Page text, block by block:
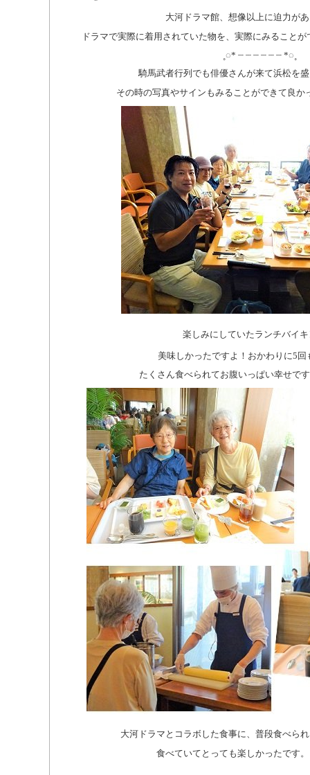
大河ドラマ館、想像以上に迫力が
ドラマで実際に着用されていた物を、実際にみるこ
˳◌* ┈ ┈ ┈ ┈ ┈ ┈ *◌˳
騎馬武者行列でも俳優さんが来て浜松を
その時の写真やサインもみることができて良
楽しみにしていたランチバイ
美味しかったですよ！おかわりに5回
たくさん食べられてお腹いっぱい幸せ
大河ドラマとコラボした食事に、普段食べら
食べていてとっても楽しかったで